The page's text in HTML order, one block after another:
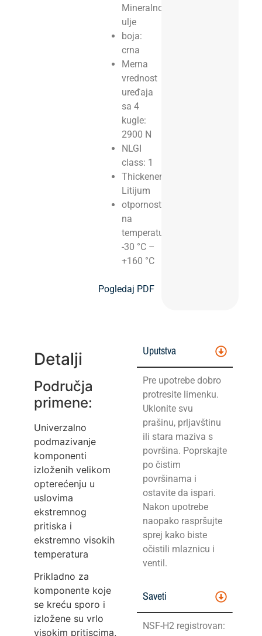
Mineralno
ulje
boja:
crna
Merna
vrednost
uređaja
sa 4
kugle:
2900 N
NLGI
class: 1
Thickener:
Litijum
otpornost
na
temperaturu:
-30 °C –
+160 °C
Pogledaj PDF
Detalji
Područja
primene:
Univerzalno
podmazivanje
komponenti
izloženih velikom
opterećenju u
uslovima
ekstremnog
pritiska i
ekstremno visokih
temperatura
Prikladno za
komponente koje
se kreću sporo i
izložene su vrlo
visokim pritiscima,
Uputstva
Pre upotrebe dobro
protresite limenku.
Uklonite svu
prašinu, prljavštinu
ili stara maziva s
površina. Poprskajte
po čistim
površinama i
ostavite da ispari.
Nakon upotrebe
naopako raspršujte
sprej kako biste
očistili mlaznicu i
ventil.
Saveti
NSF-H2 registrovan: